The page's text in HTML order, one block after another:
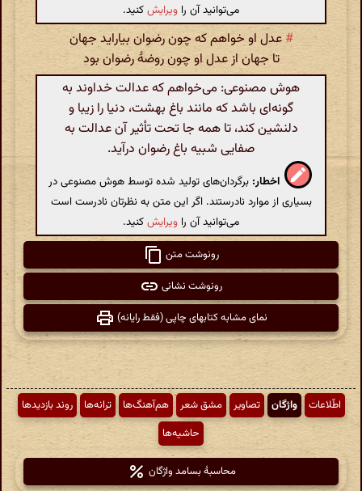
می‌توانید آن را ویرایشکنید.
# عدل او خواهم که چون رضوان بیاراید جهان
تا جهان از عدل او چون روضهٔ رضوان بود
هوش مصنوعی: می‌خواهم که عدالت خداوند به
گونه‌ای باشد که مانند باغ بهشت، دنیا را زیبا و
دلنشین کند، تا همه جا تحت تأثیر آن عدالت به
صفایی شبیه باغ رضوان درآید.
اخطار: برگردان‌های تولید شده توسط هوش مصنوعی در
بسیاری از موارد نادرستند. اگر این متن به نظرتان نادرست است
می‌توانید آن را ویرایشکنید.
رونوشت متن
رونوشت نشانی
نمای مشابه کتابهای چاپی (فقط رایانه)
اطّلاعات واژگان تصاویر مشق شعر هم‌آهنگ‌ها ترانه‌ها
روند بازدیدها
حاشیه‌ها
محاسبهٔ بسامد واژگان